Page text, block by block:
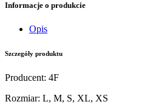
Informacje o produkcie
Opis
Szczegóły produktu
Producent: 4F
Rozmiar: L, M, S, XL, XS